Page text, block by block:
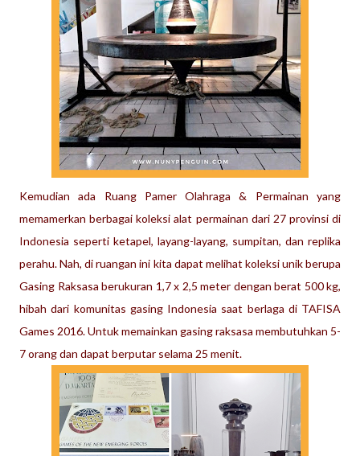
Kemudian ada Ruang Pamer Olahraga & Permainan yang
memamerkan berbagai koleksi alat permainan dari 27 provinsi di
Indonesia seperti ketapel, layang-layang, sumpitan, dan replika
perahu. Nah, di ruangan ini kita dapat melihat koleksi unik berupa
Gasing Raksasa berukuran 1,7 x 2,5 meter dengan berat 500 kg,
hibah dari komunitas gasing Indonesia saat berlaga di TAFISA
Games 2016. Untuk memainkan gasing raksasa membutuhkan 5-
7 orang dan dapat berputar selama 25 menit.